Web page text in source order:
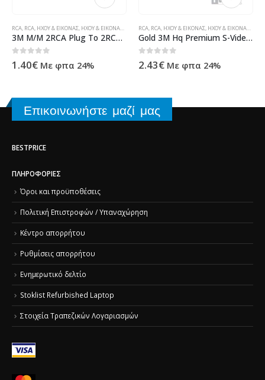
RCA, RCA, ΉΧΟΥ & ΕΙΚΌΝΑΣ, ΉΧΟΥ & ΕΙΚΌΝΑΣ , ΚΑΛΏΔΙΑ
3M M/M 2RCA Plug To 2RCA Plug Nickel
0 out of 5
1.40€ Με φπα 24%
RCA, RCA, ΉΧΟΥ & ΕΙΚΌΝΑΣ, ΉΧΟΥ & ΕΙΚΌΝΑΣ ,
Gold 3M Hq Premium S-Video Plug To Rca M blister pack
0out of 5
2.43€ Με φπα 24%
Επικοινωνήστε μαζί μας
BESTPRICE
ΠΛΗΡΟΦΟΡΊΕΣ
Όροι και προϋποθέσεις
Πολιτική Επιστροφών / Υπαναχώρηση
Κέντρο απορρήτου
Ρυθμίσεις απορρήτου
Ενημερωτικό δελτίο
Stoklist Refurbished Laptop
Στοιχεία Τραπεζικών Λογαριασμών